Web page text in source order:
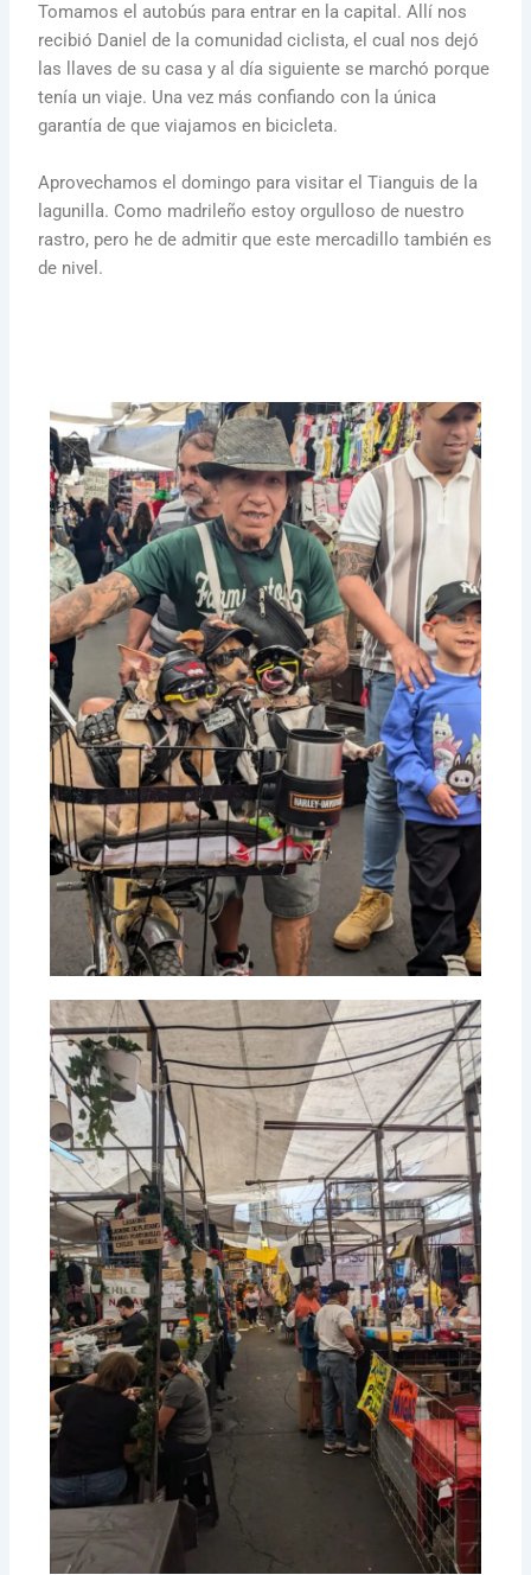
Tomamos el autobús para entrar en la capital. Allí nos
recibió Daniel de la comunidad ciclista, el cual nos dejó
las llaves de su casa y al día siguiente se marchó porque
tenía un viaje. Una vez más confiando con la única
garantía de que viajamos en bicicleta.
Aprovechamos el domingo para visitar el Tianguis de la
lagunilla. Como madrileño estoy orgulloso de nuestro
rastro, pero he de admitir que este mercadillo también es
de nivel.